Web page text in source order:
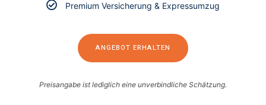
Premium Versicherung & Expressumzug
ANGEBOT ERHALTEN
Preisangabe ist lediglich eine unverbindliche Schätzung.